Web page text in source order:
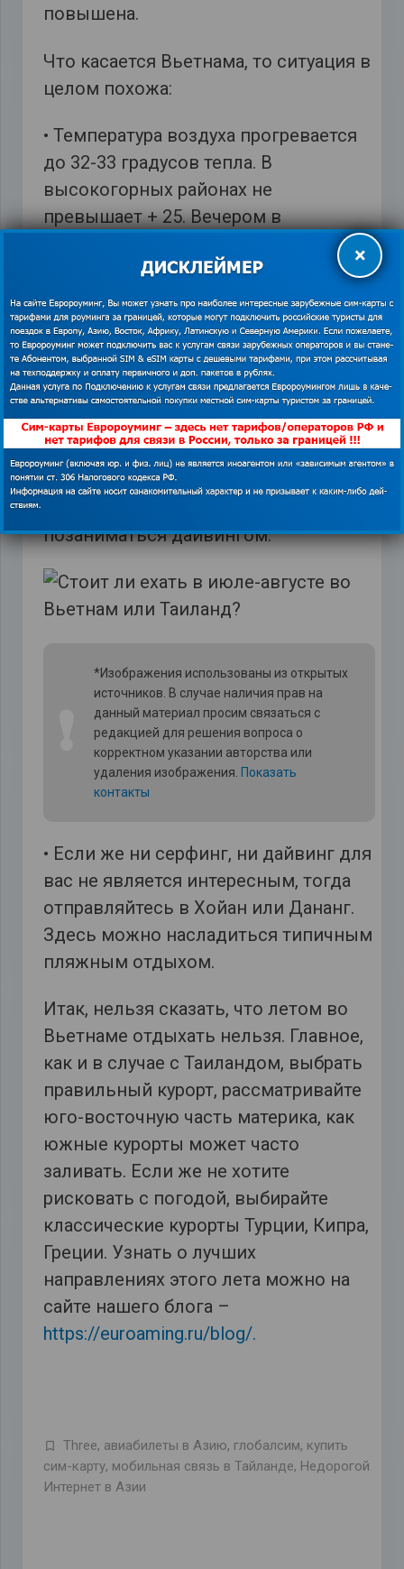
повышена.
Что касается Вьетнама, то ситуация в
целом похожа:
• Температура воздуха прогревается
до 32-33 градусов тепла. В
высокогорных районах не
превышает + 25. Вечером в
зависимости от района опускается от
26 до 16 градусов.
• Море в этот период может быть
часто неспокойным, сильные волны,
штормы. Однако любители серфинга
(не советуем ехать новичкам) не
будут разочарованы подобной
ситуацией. Также в Нячанге в юго-
восточной части в этот период
позаниматься дайвингом.
*Изображения использованы из открытых
источников. В случае наличия прав на
данный материал просим связаться с
редакцией для решения вопроса о
корректном указании авторства или
удаления изображения. Показать
контакты
• Если же ни серфинг, ни дайвинг для
вас не является интересным, тогда
отправляйтесь в Хойан или Дананг.
Здесь можно насладиться типичным
пляжным отдыхом.
Итак, нельзя сказать, что летом во
Вьетнаме отдыхать нельзя. Главное,
как и в случае с Таиландом, выбрать
правильный курорт, рассматривайте
юго-восточную часть материка, как
южные курорты может часто
заливать. Если же не хотите
рисковать с погодой, выбирайте
классические курорты Турции, Кипра,
Греции. Узнать о лучших
направлениях этого лета можно на
сайте нашего блога –
https://euroaming.ru/blog/.
Three, авиабилеты в Азию, глобалсим, купить
сим-карту, мобильная связь в Тайланде, Недорогой
Интернет в Азии
×